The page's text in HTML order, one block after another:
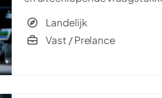
experts.
Landelijk
Vast / Prelance